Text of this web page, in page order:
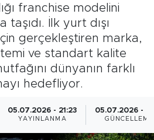
franchise modelini
taşıdı. İlk yurt dışı
gerçekleştiren marka,
ve standart kalite
dünyanın farklı
hedefliyor.
05.07.2026 - 21:23
YAYINLANMA
05.07.2026 -
GÜNCELLEME